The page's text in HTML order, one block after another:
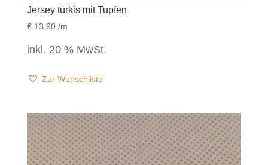
Jersey türkis mit Tupfen
€13,90/m
inkl. 20 % MwSt.
Zur Wunschliste